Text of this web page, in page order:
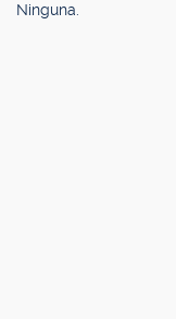
Ninguna.